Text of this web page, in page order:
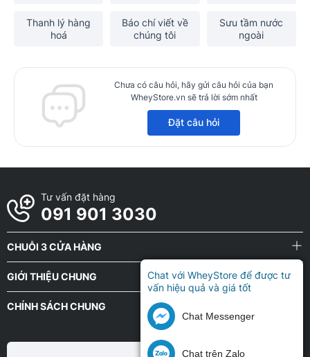
Thanh lý hàng
hoá
Báo chí viết về
chúng tôi
Sưu tầm nước
ngoài
Chưa có câu hỏi, hãy gửi câu hỏi của bạn
WheyStore.vn sẽ trả lời sớm nhất
Đặt câu hỏi
Tư vấn đặt hàng
091 901 3030
CHUỖI 3 CỬA HÀNG
GIỚI THIỆU CHUNG
CHÍNH SÁCH CHUNG
Chat với WheyStore để được tư
vấn hiệu quả và giá tốt
Chat Messenger
Chat trên Zalo